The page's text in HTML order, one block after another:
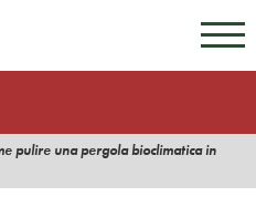
pulire una pergola bioclimatica in